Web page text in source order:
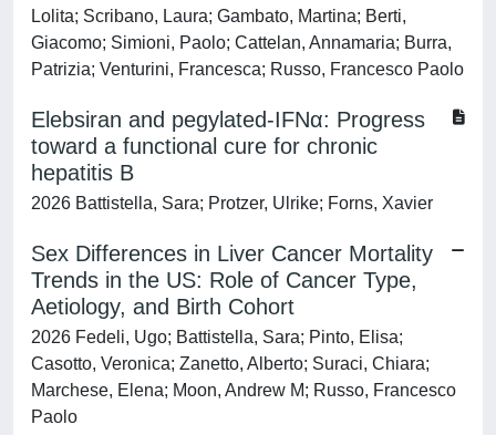
Lolita; Scribano, Laura; Gambato, Martina; Berti,
Giacomo; Simioni, Paolo; Cattelan, Annamaria; Burra,
Patrizia; Venturini, Francesca; Russo, Francesco Paolo
Elebsiran and pegylated-IFNα: Progress
toward a functional cure for chronic
hepatitis B
2026 Battistella, Sara; Protzer, Ulrike; Forns, Xavier
Sex Differences in Liver Cancer Mortality
Trends in the US: Role of Cancer Type,
Aetiology, and Birth Cohort
2026 Fedeli, Ugo; Battistella, Sara; Pinto, Elisa;
Casotto, Veronica; Zanetto, Alberto; Suraci, Chiara;
Marchese, Elena; Moon, Andrew M; Russo, Francesco
Paolo